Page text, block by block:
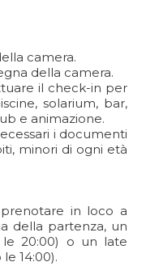
camera.
della camera.
il check-in per
solarium, bar,
e animazione.
i documenti
minori di ogni età
prenotare in loco a
della partenza, un
le 20:00) o un late
14:00).